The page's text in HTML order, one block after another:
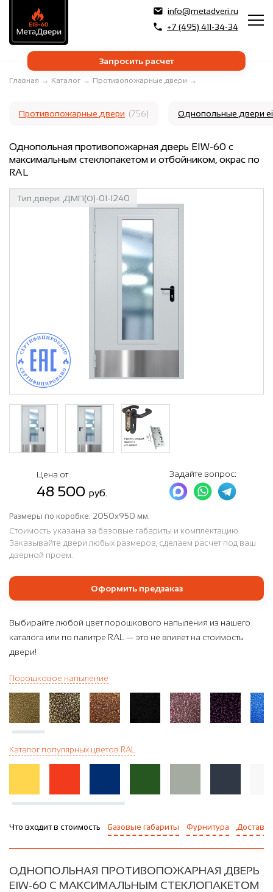
info@metadveri.ru
+7 (495) 411-34-34
Запросить расчет
Главная → Каталог → Противопожарные двери →
Противопожарные двери (756) Однопольные двери
Однопольная противопожарная дверь EIW-60 с
максимальным стеклопакетом и отбойником, окрас по
RAL
Тип двери: ДМП(О)-01-1240
Цена от
48 500 руб.
Задайте вопрос:
Размеры по коробке: 2050x950 мм.
Стоимость указана за базовые габариты и комплектацию.
Заказывайте двери любых размеров, сделаем расчет под ваш
дверной проем.
Оформить предзаказ
Выбирайте любой цвет порошкового напыления из нашего
каталога или по палитре RAL — это не влияет на стоимость
двери!
Порошковое напыление
Каталог популярных цветов RAL
Что входит в стоимость Базовые габариты Фурнитура Доставка
ОДНОПОЛЬНАЯ ПРОТИВОПОЖАРНАЯ ДВЕРЬ
EIW-60 С МАКСИМАЛЬНЫМ СТЕКЛОПАКЕТОМ